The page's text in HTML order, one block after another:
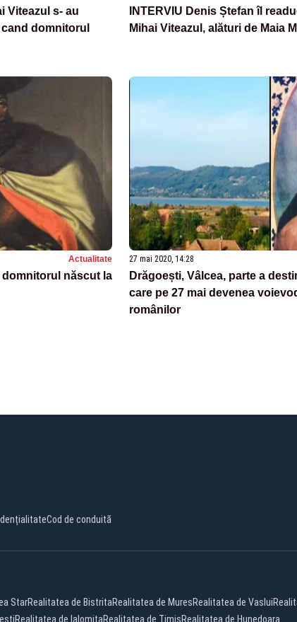
Viteazul s- au
domnitorul
INTERVIU Denis Ștefan îl
Mihai Viteazul, alături de Maia
Actualitate
domnitorul născut la
27 mai 2020, 14:28
Drăgoești, Vâlcea, parte a
care pe 27 mai devenea
românilor
Cod de conduită
StarRealitatea de BistritaRealitatea de MuresRealitatea de Vaslui
Realitatea de IalomitaRealitatea de TimisRealitatea de Hunedoara